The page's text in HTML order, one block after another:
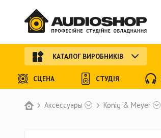
Аксессуары Konig & Meyer
КАТАЛОГ ВИРОБНИКІВ
СЦЕНА СТУДІЯ